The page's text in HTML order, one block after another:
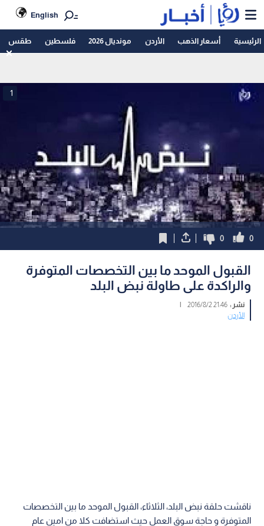
English
الرئيسية أسعار الذهب الأردن مونديال 2026 فلسطين طقس
1
0
0
القبول الموحد ما بين التخصصات المتوفرة
والراكدة على طاولة نبض البلد
نشر :21:46 2016/8/2
|
الأردن
ناقشت حلقة نبض البلد، الثلاثاء، القبول الموحد ما بين التخصصات
المتوفرة و حاجة سوق العمل حيث استضافت كلا من امين عام